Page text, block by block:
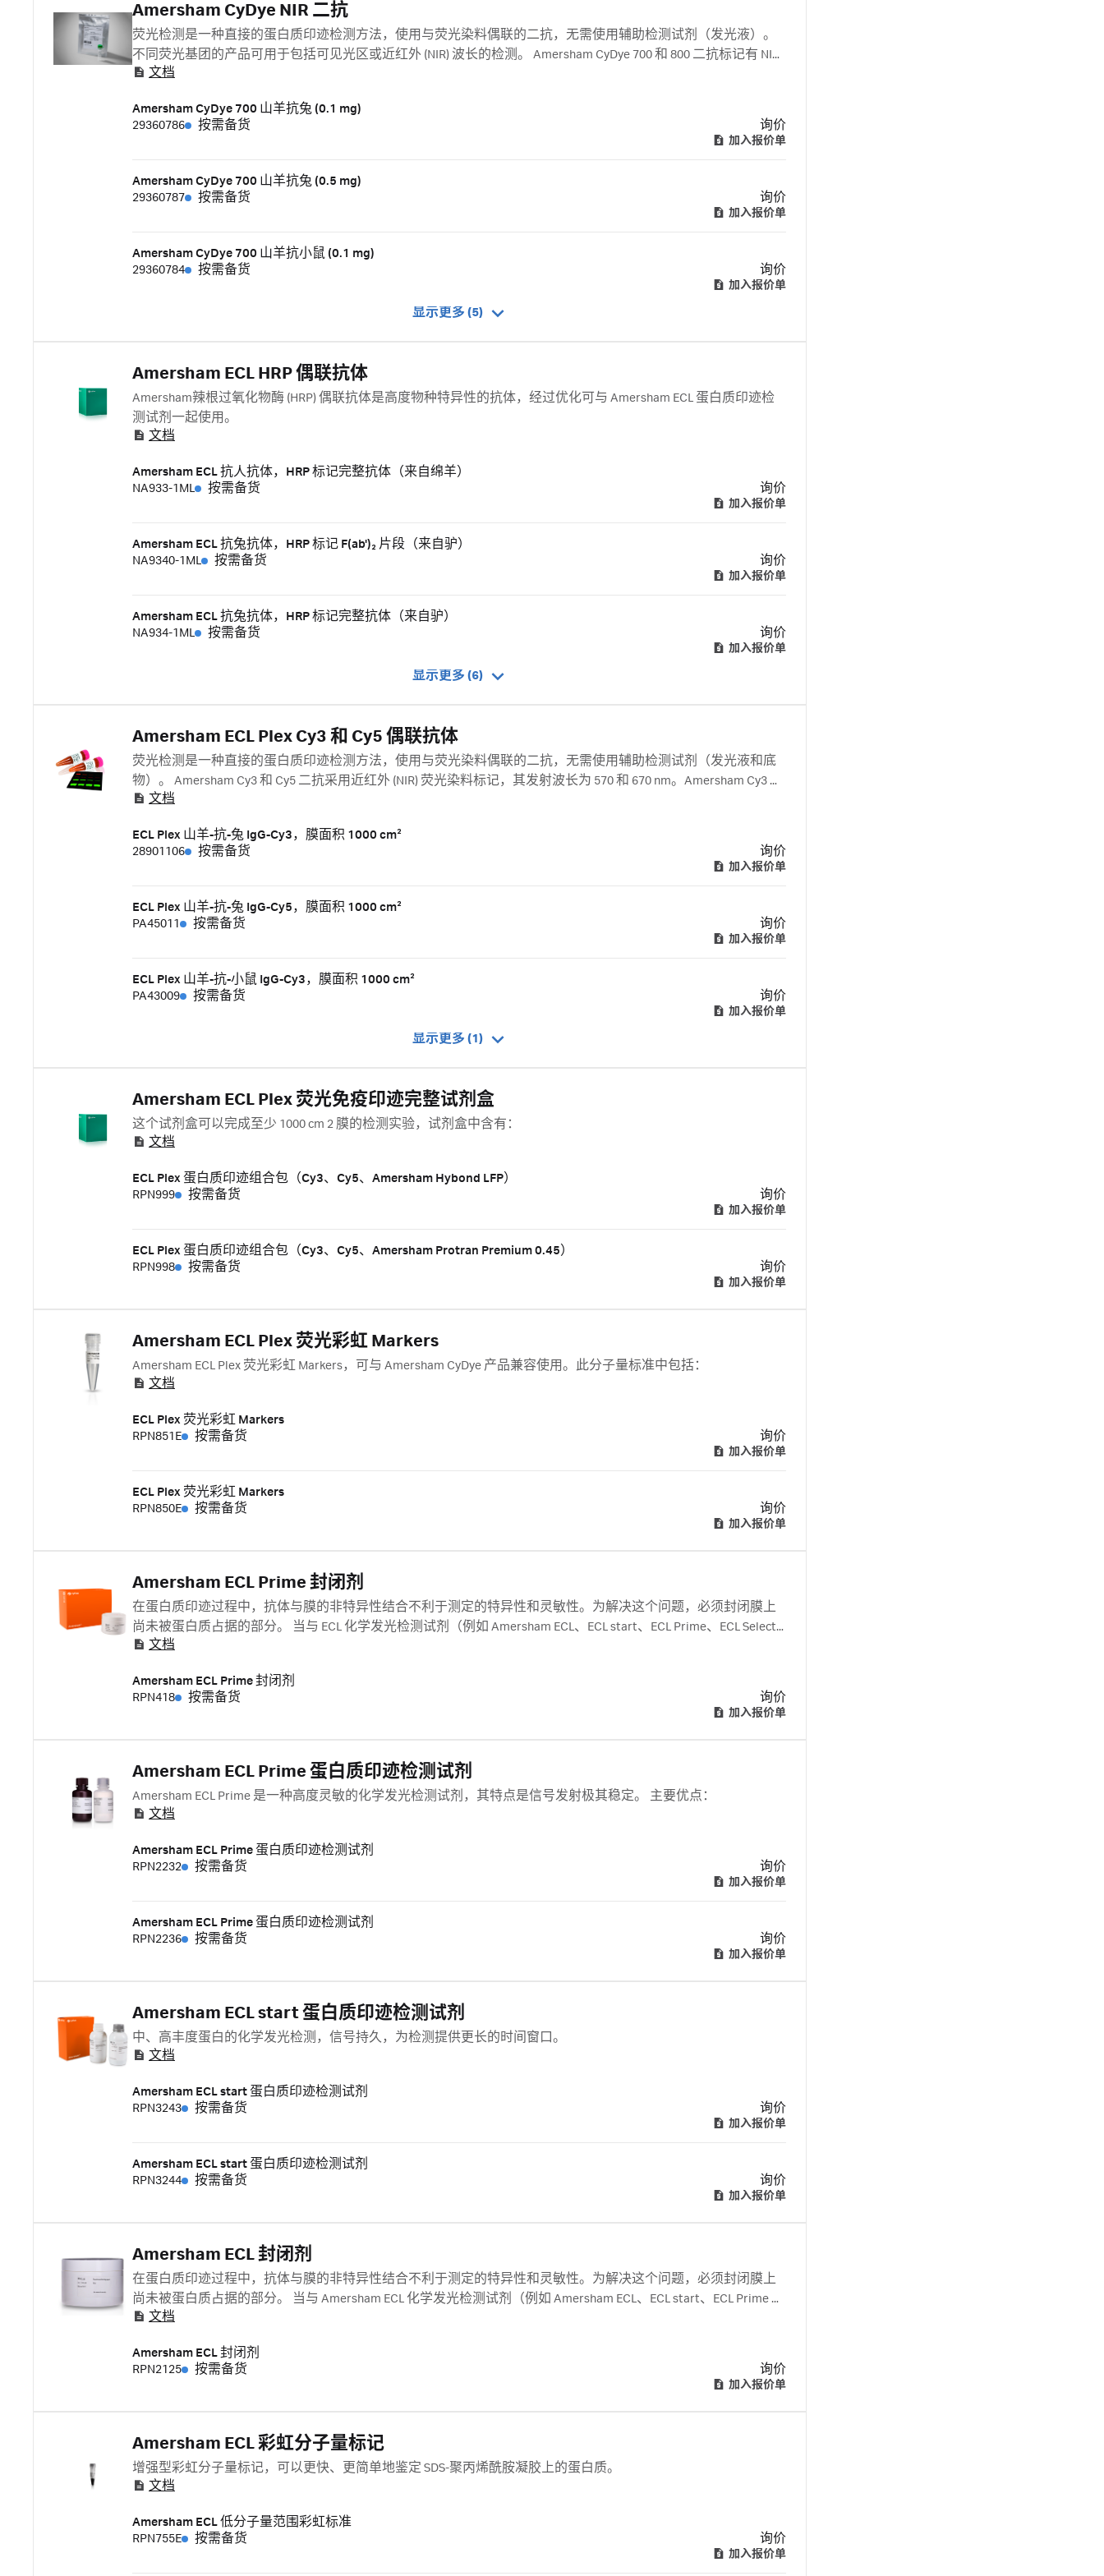
Amersham CyDye NIR 二抗
荧光检测是一种直接的蛋白质印迹检测方法，使用与荧光染料偶联的二抗，无需使用辅助检测试剂（发光液）。
不同荧光基团的产品可用于包括可见光区或近红外 (NIR) 波长的检测。 Amersham CyDye 700 和 800 二抗标记有 NIR
荧光团，可发射 700 nm 或 800 nm 波长的光。Amersham CyDye 700 和 800 二抗与一对合适的兔或小鼠一抗配合使
文档
Amersham CyDye 700 山羊抗兔 (0.1 mg)
29360786
按需备货 询价
加入报价单
Amersham CyDye 700 山羊抗兔 (0.5 mg)
29360787
按需备货 询价
加入报价单
Amersham CyDye 700 山羊抗小鼠 (0.1 mg)
29360784
按需备货 询价
加入报价单
显示更多 (5)
Amersham ECL HRP 偶联抗体
Amersham辣根过氧化物酶 (HRP) 偶联抗体是高度物种特异性的抗体，经过优化可与 Amersham ECL 蛋白质印迹检
测试剂一起使用。
文档
Amersham ECL 抗人抗体，HRP 标记完整抗体（来自绵羊）
NA933-1ML
按需备货 询价
加入报价单
Amersham ECL 抗兔抗体，HRP 标记 F(ab')₂ 片段（来自驴）
NA9340-1ML
按需备货 询价
加入报价单
Amersham ECL 抗兔抗体，HRP 标记完整抗体（来自驴）
NA934-1ML
按需备货 询价
加入报价单
显示更多 (6)
Amersham ECL Plex Cy3 和 Cy5 偶联抗体
荧光检测是一种直接的蛋白质印迹检测方法，使用与荧光染料偶联的二抗，无需使用辅助检测试剂（发光液和底
物）。 Amersham Cy3 和 Cy5 二抗采用近红外 (NIR) 荧光染料标记，其发射波长为 570 和 670 nm。Amersham Cy3 和
Cy5 二抗与一对合适的兔源或鼠源一抗配合使用，可以实现多重分析。 主要优点：
文档
ECL Plex 山羊-抗-兔 IgG-Cy3，膜面积 1000 cm²
28901106
按需备货 询价
加入报价单
ECL Plex 山羊-抗-兔 IgG-Cy5，膜面积 1000 cm²
PA45011
按需备货 询价
加入报价单
ECL Plex 山羊-抗-小鼠 IgG-Cy3，膜面积 1000 cm²
PA43009
按需备货 询价
加入报价单
显示更多 (1)
Amersham ECL Plex 荧光免疫印迹完整试剂盒
这个试剂盒可以完成至少 1000 cm 2 膜的检测实验，试剂盒中含有：
文档
ECL Plex 蛋白质印迹组合包（Cy3、Cy5、Amersham Hybond LFP）
RPN999
按需备货 询价
加入报价单
ECL Plex 蛋白质印迹组合包（Cy3、Cy5、Amersham Protran Premium 0.45）
RPN998
按需备货 询价
加入报价单
Amersham ECL Plex 荧光彩虹 Markers
Amersham ECL Plex 荧光彩虹 Markers，可与 Amersham CyDye 产品兼容使用。此分子量标准中包括：
文档
ECL Plex 荧光彩虹 Markers
RPN851E
按需备货 询价
加入报价单
ECL Plex 荧光彩虹 Markers
RPN850E
按需备货 询价
加入报价单
Amersham ECL Prime 封闭剂
在蛋白质印迹过程中，抗体与膜的非特异性结合不利于测定的特异性和灵敏性。为解决这个问题，必须封闭膜上
尚未被蛋白质占据的部分。 当与 ECL 化学发光检测试剂（例如 Amersham ECL、ECL start、ECL Prime、ECL Select
和 ECL Plex）一起使用时，Amersham ECL Prime 封闭剂可用于封闭 Amersham Protran 硝酸纤维素 (NC) 和
文档
Amersham ECL Prime 封闭剂
RPN418
按需备货 询价
加入报价单
Amersham ECL Prime 蛋白质印迹检测试剂
Amersham ECL Prime 是一种高度灵敏的化学发光检测试剂，其特点是信号发射极其稳定。 主要优点：
文档
Amersham ECL Prime 蛋白质印迹检测试剂
RPN2232
按需备货 询价
加入报价单
Amersham ECL Prime 蛋白质印迹检测试剂
RPN2236
按需备货 询价
加入报价单
Amersham ECL start 蛋白质印迹检测试剂
中、高丰度蛋白的化学发光检测，信号持久，为检测提供更长的时间窗口。
文档
Amersham ECL start 蛋白质印迹检测试剂
RPN3243
按需备货 询价
加入报价单
Amersham ECL start 蛋白质印迹检测试剂
RPN3244
按需备货 询价
加入报价单
Amersham ECL 封闭剂
在蛋白质印迹过程中，抗体与膜的非特异性结合不利于测定的特异性和灵敏性。为解决这个问题，必须封闭膜上
尚未被蛋白质占据的部分。 当与 Amersham ECL 化学发光检测试剂（例如 Amersham ECL、ECL start、ECL Prime 和
ECL Select）一起使用时，Amersham ECL 封闭剂可用于封闭 Amersham Protran 硝酸纤维素 (NC) 和 Amersham
文档
Amersham ECL 封闭剂
RPN2125
按需备货 询价
加入报价单
Amersham ECL 彩虹分子量标记
增强型彩虹分子量标记，可以更快、更简单地鉴定 SDS-聚丙烯酰胺凝胶上的蛋白质。
文档
Amersham ECL 低分子量范围彩虹标准
RPN755E
按需备货 询价
加入报价单